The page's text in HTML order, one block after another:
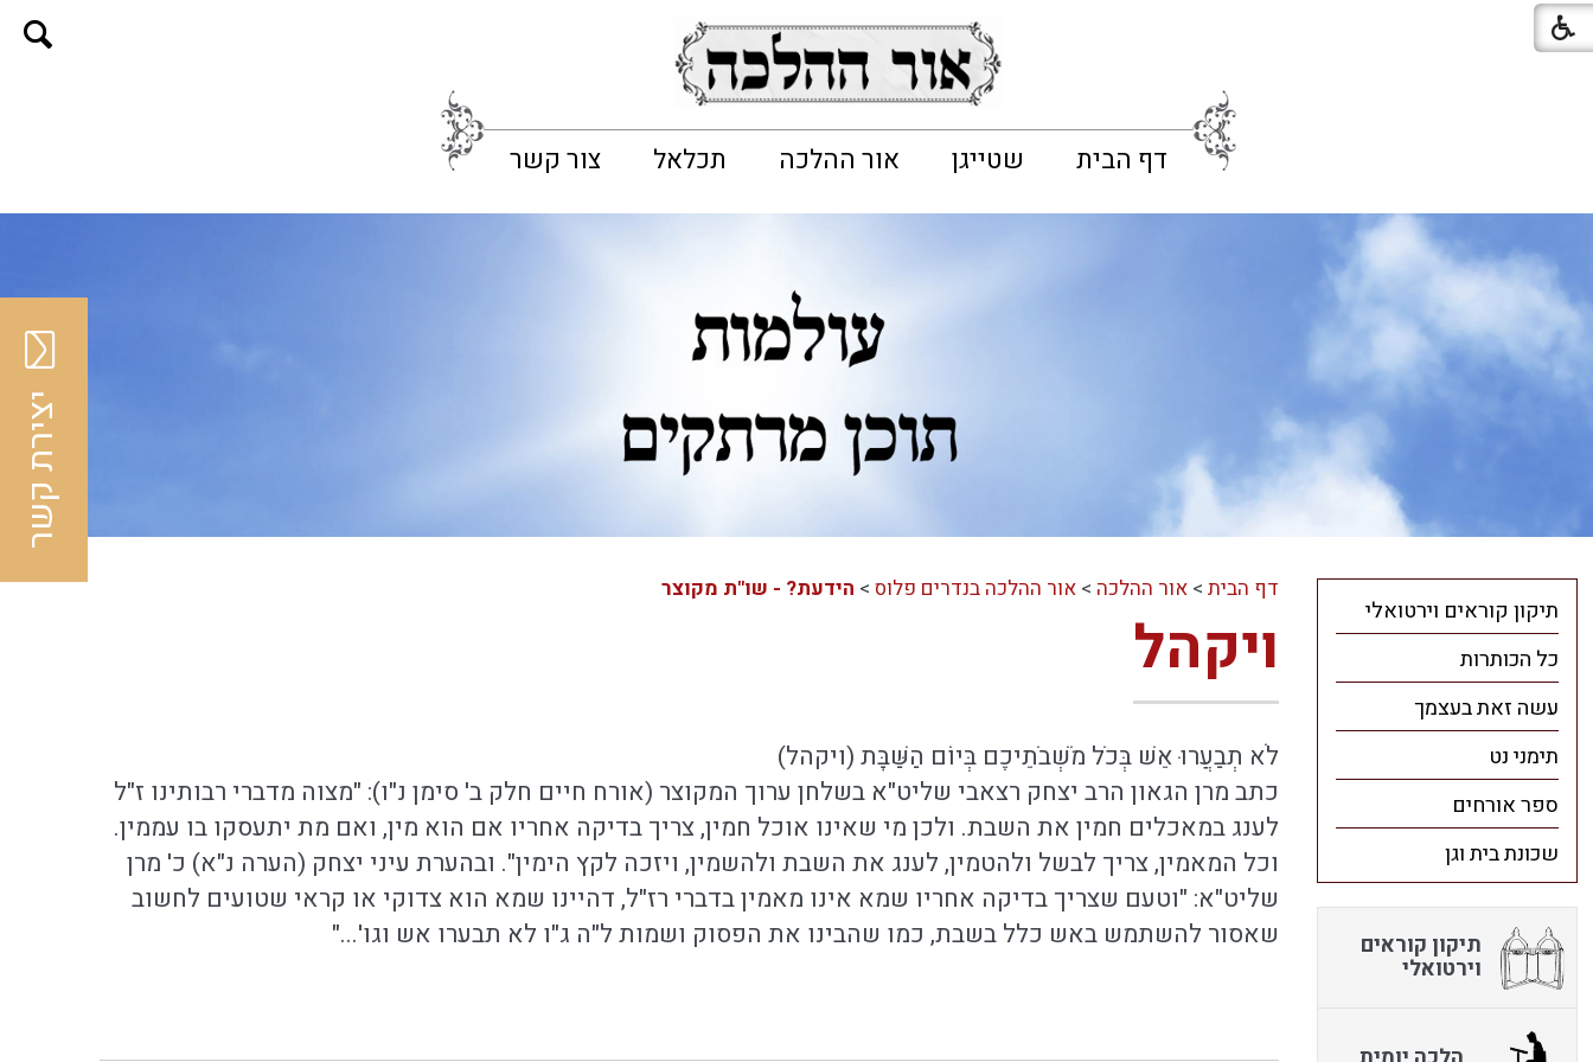
דף הבית שטייגן אור ההלכה תכלאל צור קשר
דף הבית> אור ההלכה > אור ההלכה בנדרים פלוס> הידעת? - שו"ת מקוצר
ויקהל
לֹא תְבַעֲרוּ אֵשׁ בְּכֹל מֹשְׁבֹתֵיכֶם בְּיוֹם הַשַּׁבָּת (ויקהל)
כתב מרן הגאון הרב יצחק רצאבי שליט"א בשלחן ערוך המקוצר (אורח חיים חלק ב' סימן נ"ו): "מצוה מדברי רבותינו ז"ל
לענג במאכלים חמין את השבת. ולכן מי שאינו אוכל חמין, צריך בדיקה אחריו אם הוא מין, ואם מת יתעסקו בו עממין.
וכל המאמין, צריך לבשל ולהטמין, לענג את השבת ולהשמין, ויזכה לקץ הימין". ובהערת עיני יצחק (הערה נ"א) כ' מרן
שליט"א: "וטעם שצריך בדיקה אחריו שמא אינו מאמין בדברי רז"ל, דהיינו שמא הוא צדוקי או קראי שטועים לחשוב
שאסור להשתמש באש כלל בשבת, כמו שהבינו את הפסוק ושמות ל"ה ג"ו לא תבערו אש וגו'..."
תיקון קוראים וירטואלי
כל הכותרות
עשה זאת בעצמך
תימני נט
ספר אורחים
שכונת בית וגן
תיקון קוראים
וירטואלי
יצירת קשר